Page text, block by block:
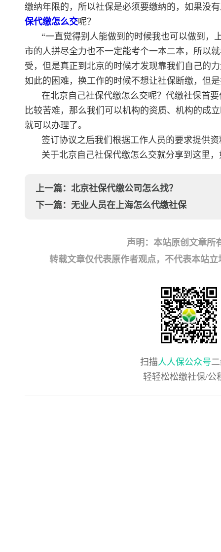
缴纳年限的，所以社保是必须要缴纳的，如果没
保代缴怎么交呢？
“一直觉得别人能做到的时候我也可以做到，
市的人拼尽全力也不一定能考个一本二本，所以
受，但是真正到北京的时候才发现靠我们自己的
如此的困难，换工作的时候不想让社保断缴，但
在北京自己社保代缴怎么交呢？代缴社保首
比较苦难，那么我们可以机构的资质、机构的成
就可以办理了。
签订协议之后我们根据工作人员的要求提供
关于北京自己社保代缴怎么交就分享到这里
上一篇： 北京社保代缴公司怎么找？
下一篇： 无业人员在上海怎么代缴社保
声明：本站原创文章所
转载文章仅代表原作者观点，不代表本站
扫描人人保公众号
轻轻松松缴社保/公